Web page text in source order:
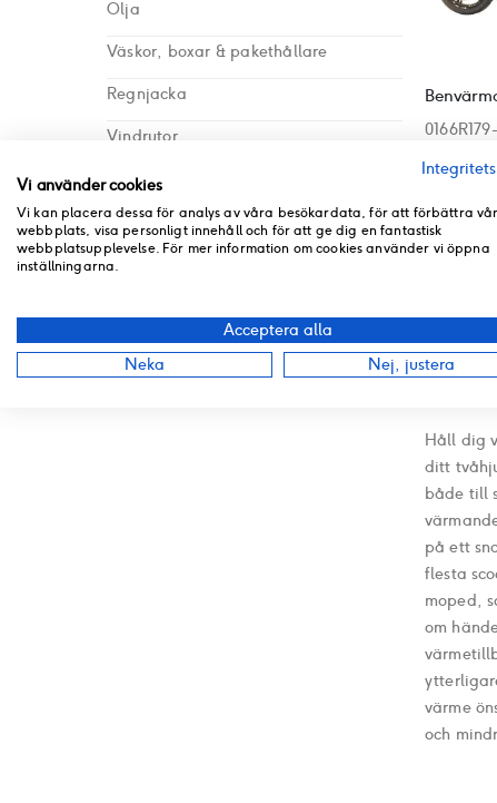
Rating:
0%
I lager
1799 kr
Håll dig
ditt
både till
på ett
flesta
moped,
om
värme
och
Olja
Väskor, boxar & pakethållare
Regnjacka
Vindrutor
Vinterdäck
Sommardäck
Övriga tillbehör
Reservdelar
Vi använder cookies
Vi kan placera dessa för analys av våra besökardata, för att förbättra vår
webbplats, visa personligt innehåll och för att ge dig en fantastisk
webbplatsupplevelse. För mer information om cookies använder vi öppna
inställningarna.
Acceptera alla
Neka
Nej, justera